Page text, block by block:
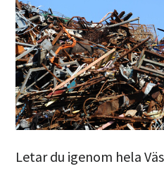
Letar du igenom hela